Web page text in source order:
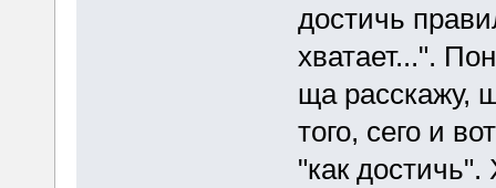
достичь
хватает...".
ща расскажу,
того, сего и
"как